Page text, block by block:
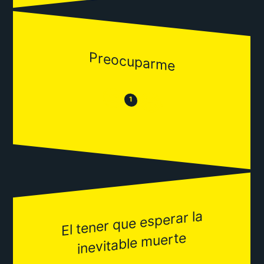
Preocuparme
😒 1 😂
El tener que esperar la
inevitable
muerte